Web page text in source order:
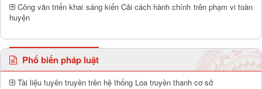
Công văn triển khai sáng kiến Cải cách hành chính trên phạm vi toàn
huyện
Phổ biến pháp luật
Tài liệu tuyên truyền trên hệ thống Loa truyền thanh cơ sở